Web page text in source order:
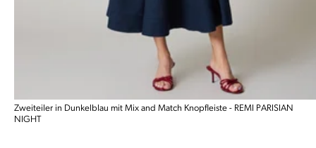
Zweiteiler in Dunkelblau mit Mix and Match Knopfleiste - REMI PARISIAN
NIGHT